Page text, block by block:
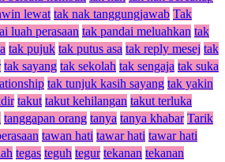
lewat tak nak tanggungjawab Tak
luah perasaan tak pandai meluahkan tak
tak pujuk tak putus asa tak reply mesej tak
tak sayang tak sekolah tak sengaja tak suka
tak tunjuk kasih sayang tak yakin
takut takut kehilangan takut terluka
tanggapan orang tanya tanya khabar Tarik
tawan hati tawar hati tawar hati
tegas teguh tegur tekanan tekanan